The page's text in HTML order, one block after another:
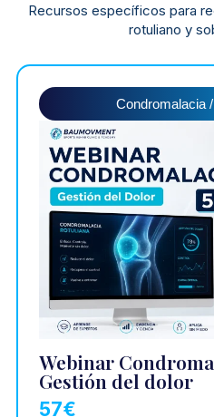
Recursos específicos para
rotuliano y
Condromalacia
Webinar
Gestión del dolor
57€